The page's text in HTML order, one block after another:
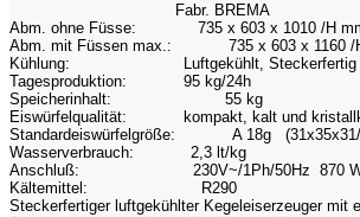
Fabr. BREMA
Abm. ohne Füsse:
735 x 603 x 1010 /H
Abm. mit Füssen max.:
735 x 603 x 1160 /
Kühlung:
Luftgekühlt, Steckerfertig
Tagesproduktion:
95 kg/24h
Speicherinhalt:
55 kg
Eiswürfelqualität:
kompakt, kalt und
Standardeiswürfelgröße:
A 18g
Wasserverbrauch:
2,3 lt/kg
Anschluß:
230V~/1Ph/50Hz 870
Kältemittel:
R290
Steckerfertiger luftgekühlter Kegeleiserzeuger mit